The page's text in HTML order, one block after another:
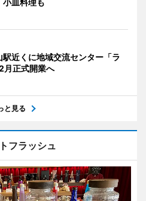
小皿料理も
駅近くに地域交流センター「ラ
正式開業へ
と見る
フラッシュ